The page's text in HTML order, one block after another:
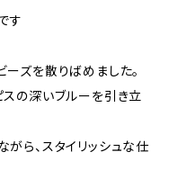
す
ズを散りばめました。
の深いブルーを引き立
ら、スタイリッシュな仕